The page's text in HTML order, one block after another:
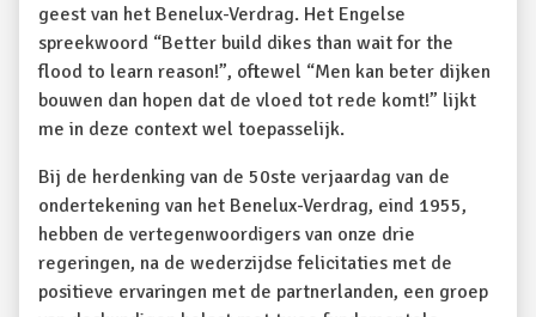
geest van het Benelux-Verdrag. Het Engelse
spreekwoord “Better build dikes than wait for the
flood to learn reason!”, oftewel “Men kan beter dijken
bouwen dan hopen dat de vloed tot rede komt!” lijkt
me in deze context wel toepasselijk.
Bij de herdenking van de 50ste verjaardag van de
ondertekening van het Benelux-Verdrag, eind 1955,
hebben de vertegenwoordigers van onze drie
regeringen, na de wederzijdse felicitaties met de
positieve ervaringen met de partnerlanden, een groep